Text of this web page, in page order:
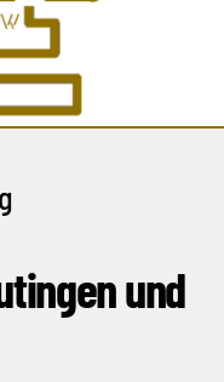
und